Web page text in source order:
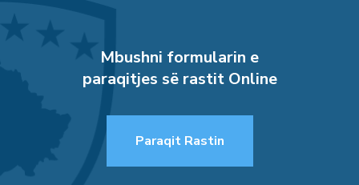
Mbushni formularin e
paraqitjes së rastit Online
Paraqit Rastin